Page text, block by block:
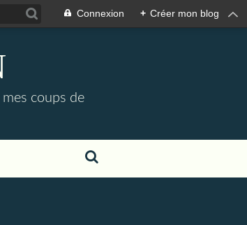
Connexion + Créer mon blog
coups de